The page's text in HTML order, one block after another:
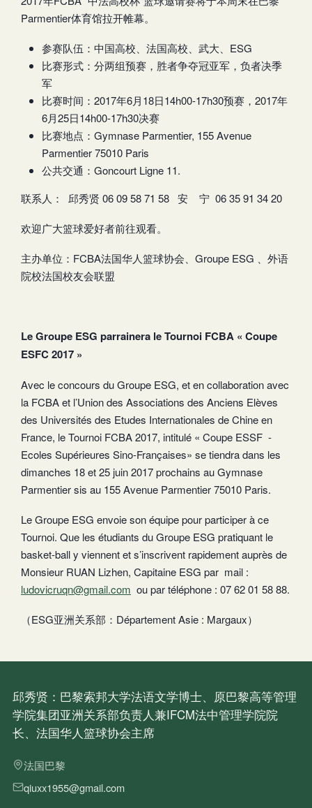
Parmentier体育馆拉开帷幕。
参赛队伍：中国高校、法国高校、武大、ESG
比赛形式：分两组预赛，胜者争夺冠亚军，负者决季
军
比赛时间：2017年6月18日14h00-17h30预赛，2017年
6月25日14h00-17h30决赛
比赛地点：Gymnase Parmentier, 155 Avenue
Parmentier 75010 Paris
公共交通：Goncourt Ligne 11.
联系人： 邱秀贤 06 09 58 71 58 安 宁 06 35 91 34 20
欢迎广大篮球爱好者前往观看。
主办单位：FCBA法国华人篮球协会、Groupe ESG 、外语
院校法国校友会联盟
Le Groupe ESG parrainera le Tournoi FCBA « Coupe
ESFC 2017 »
Avec le concours du Groupe ESG, et en collaboration avec
la FCBA et l’Union des Associations des Anciens Elèves
des Universités des Etudes Internationales de Chine en
France, le Tournoi FCBA 2017, intitulé « Coupe ESSF -
Ecoles Supérieures Sino-Françaises» se tiendra dans les
dimanches 18 et 25 juin 2017 prochains au Gymnase
Parmentier sis au 155 Avenue Parmentier 75010 Paris.
Le Groupe ESG envoie son équipe pour participer à ce
Tournoi. Que les étudiants du Groupe ESG pratiquant le
basket-ball y viennent et s’inscrivent rapidement auprès de
Monsieur RUAN Lizhen, Capitaine ESG par mail :
ludovicruqn@gmail.com ou par téléphone : 07 62 01 58 88.
（ESG亚洲关系部：Département Asie : Margaux）
邱秀贤：巴黎索邦大学法语文学博士、原巴黎高等管理
学院集团亚洲关系部负责人兼IFCM法中管理学院院
长、法国华人篮球协会主席
法国巴黎
qiuxx1955@gmail.com